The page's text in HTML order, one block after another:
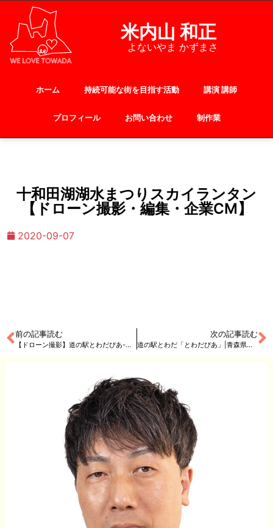
米内山 和正
よないやま かずまさ
ホーム 持続可能な街を目指す活動 講演 講師
プロフィール お問い合わせ 制作業
十和田湖湖水まつりスカイランタン
【ドローン撮影・編集・企業CM】
2020-09-07
前の記事読む
【ドローン撮影】道の駅とわだぴあ-外観・店内撮影
次の記事読む
道の駅とわだ「とわだぴあ」|青森県十和田市から情報発信！アテンションプリーズ【施設紹介動画制作】